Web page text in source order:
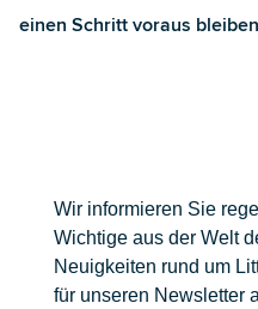
einen Schritt voraus